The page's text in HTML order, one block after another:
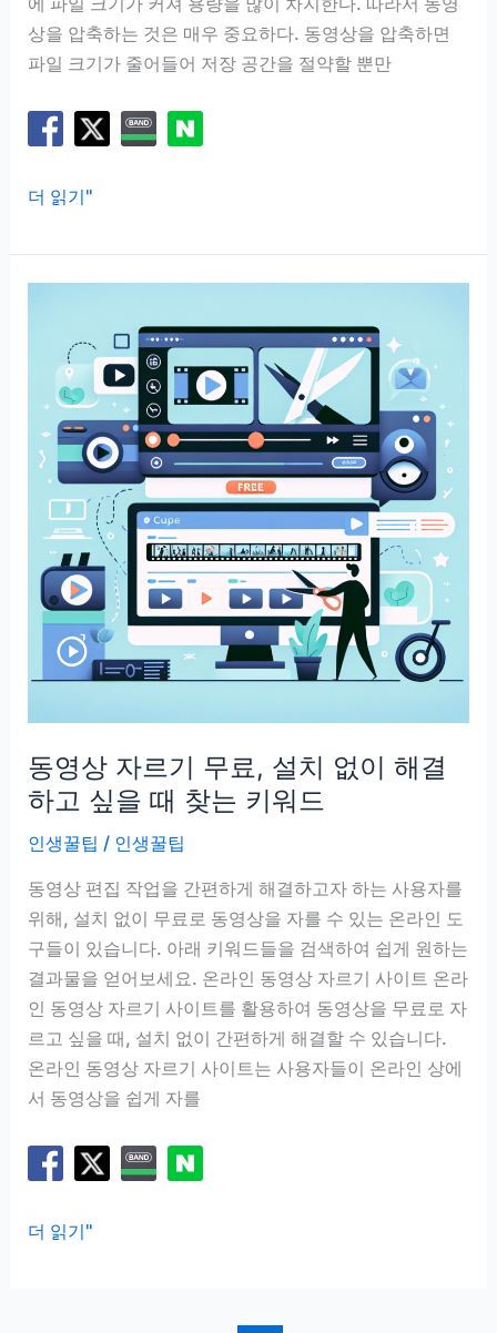
상을 압축하는 것은 매우 중요하다. 동영상을 압축하면
파일 크기가 줄어들어 저장 공간을 절약할 뿐만
동
상
압
트,
용
량
에
서
해
검
색
더 읽기"
동영상 자르기 무료, 설치 없이 해결
하고 싶을 때 찾는 키워드
인생꿀팁 / 인생꿀팁
동영상 편집 작업을 간편하게 해결하고자 하는 사용자를
위해, 설치 없이 무료로 동영상을 자를 수 있는 온라인 도
구들이 있습니다. 아래 키워드들을 검색하여 쉽게 원하는
결과물을 얻어보세요. 온라인 동영상 자르기 사이트 온라
인 동영상 자르기 사이트를 활용하여 동영상을 무료로 자
르고 싶을 때, 설치 없이 간편하게 해결할 수 있습니다.
온라인 동영상 자르기 사이트는 사용자들이 온라인 상에
서 동영상을 쉽게 자를
동
더 읽기"